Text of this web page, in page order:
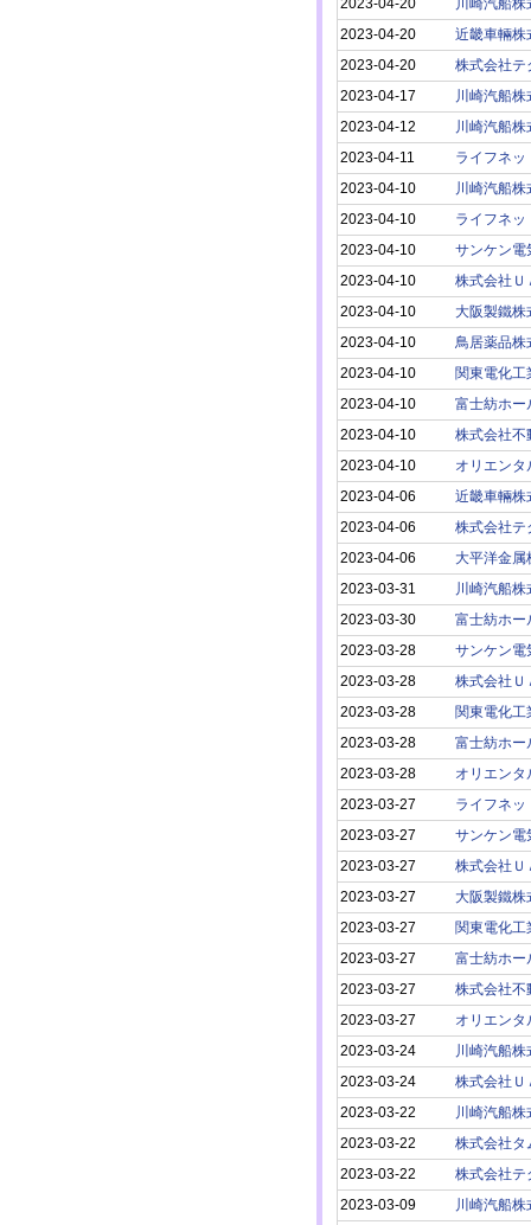
2023-04-20
近畿車輛株
2023-04-20
株式会社テ
2023-04-17
川崎汽船株
2023-04-12
川崎汽船株
2023-04-11
ライフネッ
2023-04-10
川崎汽船株
2023-04-10
ライフネッ
2023-04-10
サンケン電
2023-04-10
株式会社Ｕ
2023-04-10
大阪製鐵株
2023-04-10
鳥居薬品株
2023-04-10
関東電化工
2023-04-10
富士紡ホー
2023-04-10
株式会社不
2023-04-10
オリエンタ
2023-04-06
近畿車輛株
2023-04-06
株式会社テ
2023-04-06
大平洋金属
2023-03-31
川崎汽船株
2023-03-30
富士紡ホー
2023-03-28
サンケン電
2023-03-28
株式会社Ｕ
2023-03-28
関東電化工
2023-03-28
富士紡ホー
2023-03-28
オリエンタ
2023-03-27
ライフネッ
2023-03-27
サンケン電
2023-03-27
株式会社Ｕ
2023-03-27
大阪製鐵株
2023-03-27
関東電化工
2023-03-27
富士紡ホー
2023-03-27
株式会社不
2023-03-27
オリエンタ
2023-03-24
川崎汽船株
2023-03-24
株式会社Ｕ
2023-03-22
川崎汽船株
2023-03-22
株式会社タ
2023-03-22
株式会社テ
2023-03-09
川崎汽船株